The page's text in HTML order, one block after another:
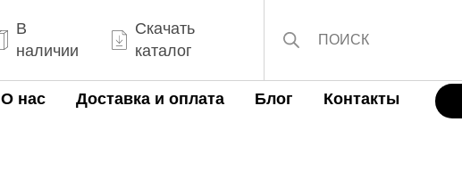
В
наличии
Скачать
каталог
О нас Доставка и оплата Блог Контакты